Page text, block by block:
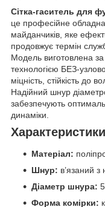
Сітка-гаситель для
це професійне
майданчиків, яке
продовжує термін
Модель виготовлена за
технологією БЕЗ-
міцність, стійкість до
Надійний шнур
забезпечують
динаміки.
Матеріал:
Шнур: в’язаний
Діаметр шнура:
Форма комірки: